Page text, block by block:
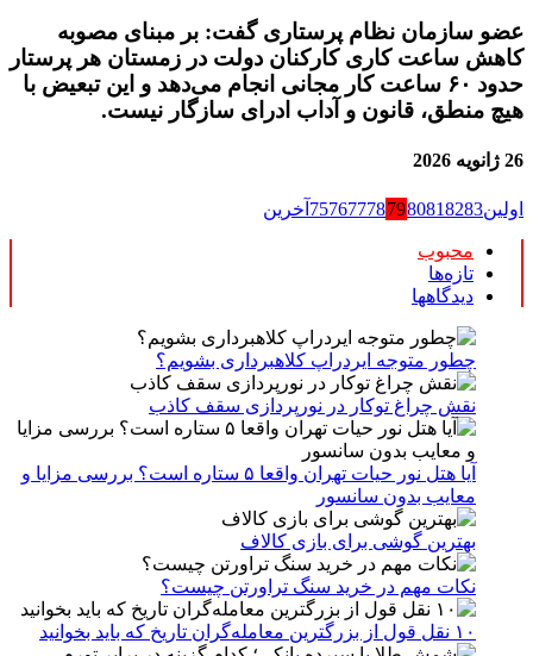
عضو سازمان نظام پرستاری گفت: بر مبنای مصوبه
کاهش ساعت کاری کارکنان دولت در زمستان هر پرستار
حدود ۶۰ ساعت کار مجانی انجام می‌دهد و این تبعیض با
هیچ منطق، قانون و آداب ادرای سازگار نیست.
26 ژانویه 2026
اولین 757677787980818283 آخرین
محبوب
تازه‌ها
دیدگاهها
چطور متوجه ایردراپ کلاهبرداری بشویم؟
نقش چراغ توکار در نورپردازی سقف کاذب
آیا هتل نور حیات تهران واقعا ۵ ستاره است؟ بررسی مزایا و
معایب بدون سانسور
بهترین گوشی برای بازی کالاف
نکات مهم در خرید سنگ تراورتن چیست؟
۱۰ نقل قول از بزرگترین معامله‌گران تاریخ که باید بخوانید